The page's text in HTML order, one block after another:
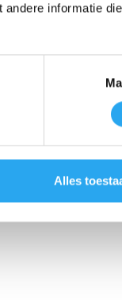
informatie
Alles
levensmiddelen
uit andere
assortiment.